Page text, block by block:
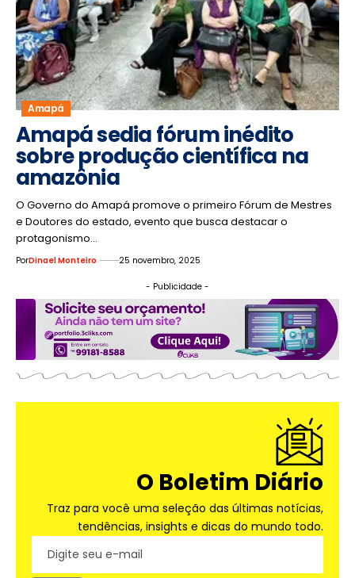
Amapá
Amapá sedia fórum inédito
sobre produção científica na
amazônia
O Governo do Amapá promove o primeiro Fórum de Mestres
e Doutores do estado, evento que busca destacar o
protagonismo…
PorDinael Monteiro 25 novembro, 2025
- Publicidade -
O Boletim Diário
Traz para você uma seleção das últimas notícias,
tendências, insights e dicas do mundo todo.